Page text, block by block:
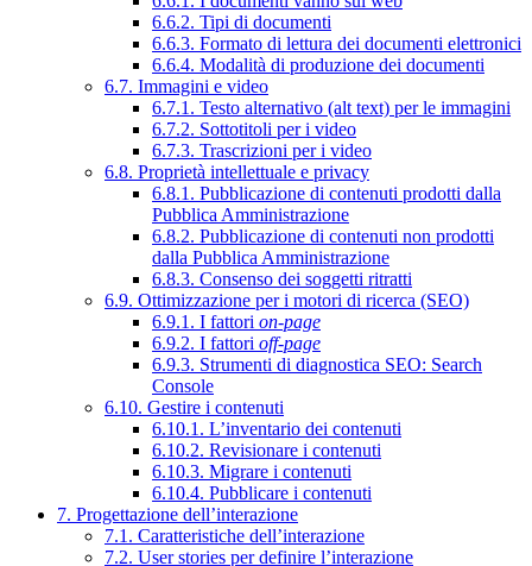
6.6.2. Tipi di documenti
6.6.3. Formato di lettura dei documenti elettronici
6.6.4. Modalità di produzione dei documenti
6.7. Immagini e video
6.7.1. Testo alternativo (alt text) per le immagini
6.7.2. Sottotitoli per i video
6.7.3. Trascrizioni per i video
6.8. Proprietà intellettuale e privacy
6.8.1. Pubblicazione di contenuti prodotti dalla
Pubblica Amministrazione
6.8.2. Pubblicazione di contenuti non prodotti
dalla Pubblica Amministrazione
6.8.3. Consenso dei soggetti ritratti
6.9. Ottimizzazione per i motori di ricerca (SEO)
6.9.1. I fattori on-page
6.9.2. I fattori off-page
6.9.3. Strumenti di diagnostica SEO: Search
Console
6.10. Gestire i contenuti
6.10.1. L’inventario dei contenuti
6.10.2. Revisionare i contenuti
6.10.3. Migrare i contenuti
6.10.4. Pubblicare i contenuti
7. Progettazione dell’interazione
7.1. Caratteristiche dell’interazione
7.2. User stories per definire l’interazione